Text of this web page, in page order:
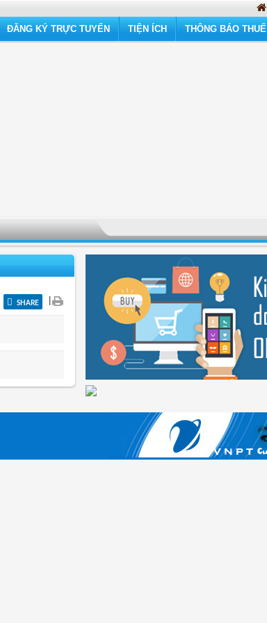
ĐĂNG KÝ TRỰC TUYẾN TIỆN ÍCH THÔNG BÁO THUẾ
SHARE